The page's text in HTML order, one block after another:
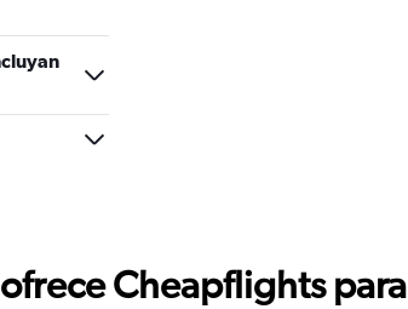
Cheapflights para